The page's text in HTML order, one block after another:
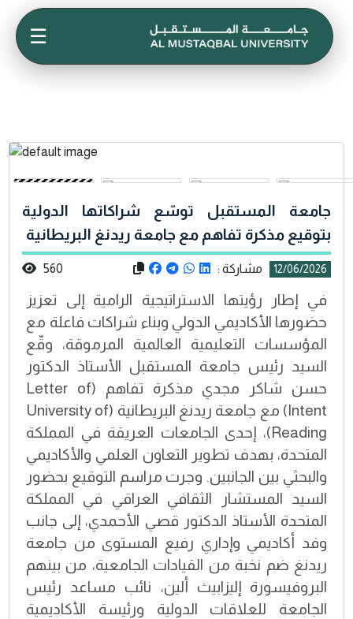
☰
جامعة المستقبل توسّع شراكاتها الدولية
بتوقيع مذكرة تفاهم مع جامعة ريدنغ البريطانية
12/06/2026 مشاركة : 560
في إطار رؤيتها الاستراتيجية الرامية إلى تعزيز
حضورها الأكاديمي الدولي وبناء شراكات فاعلة مع
المؤسسات التعليمية العالمية المرموقة، وقّع
السيد رئيس جامعة المستقبل الأستاذ الدكتور
حسن شاكر مجدي مذكرة تفاهم (Letter of
Intent) مع جامعة ريدنغ البريطانية (University of
Reading)، إحدى الجامعات العريقة في المملكة
المتحدة، بهدف تطوير التعاون العلمي والأكاديمي
والبحثي بين الجانبين. وجرت مراسم التوقيع بحضور
السيد المستشار الثقافي العراقي في المملكة
المتحدة الأستاذ الدكتور قصي الأحمدي، إلى جانب
وفد أكاديمي وإداري رفيع المستوى من جامعة
ريدنغ ضم نخبة من القيادات الجامعية، من بينهم
البروفيسورة إليزابيث ألين، نائب مساعد رئيس
الجامعة للعلاقات الدولية ورئيسة الأكاديمية